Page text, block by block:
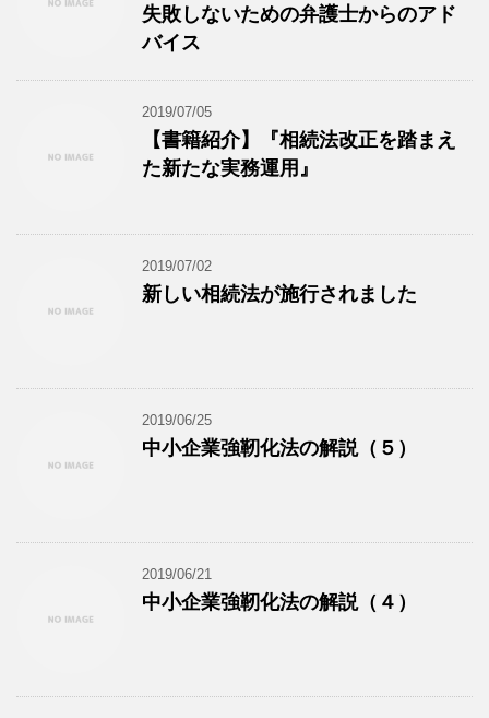
失敗しないための弁護士からのアド
バイス
2019/07/05
【書籍紹介】『相続法改正を踏まえ
た新たな実務運用』
2019/07/02
新しい相続法が施行されました
2019/06/25
中小企業強靭化法の解説（５）
2019/06/21
中小企業強靭化法の解説（４）